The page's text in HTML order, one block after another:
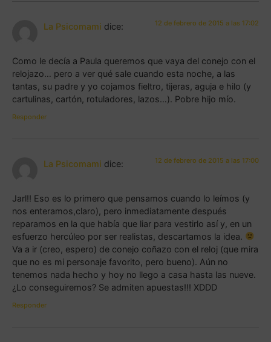
La Psicomami dice: 12 de febrero de 2015 a las 17:02
Como le decía a Paula queremos que vaya del conejo con el
relojazo… pero a ver qué sale cuando esta noche, a las
tantas, su padre y yo cojamos fieltro, tijeras, aguja e hilo (y
cartulinas, cartón, rotuladores, lazos…). Pobre hijo mío.
Responder
La Psicomami dice: 12 de febrero de 2015 a las 17:00
Jarl!! Eso es lo primero que pensamos cuando lo leímos (y
nos enteramos,claro), pero inmediatamente después
reparamos en la que había que liar para vestirlo así y, en un
esfuerzo hercúleo por ser realistas, descartamos la idea.
Va a ir (creo, espero) de conejo coñazo con el reloj (que mira
que no es mi personaje favorito, pero bueno). Aún no
tenemos nada hecho y hoy no llego a casa hasta las nueve.
¿Lo conseguiremos? Se admiten apuestas!!! XDDD
Responder